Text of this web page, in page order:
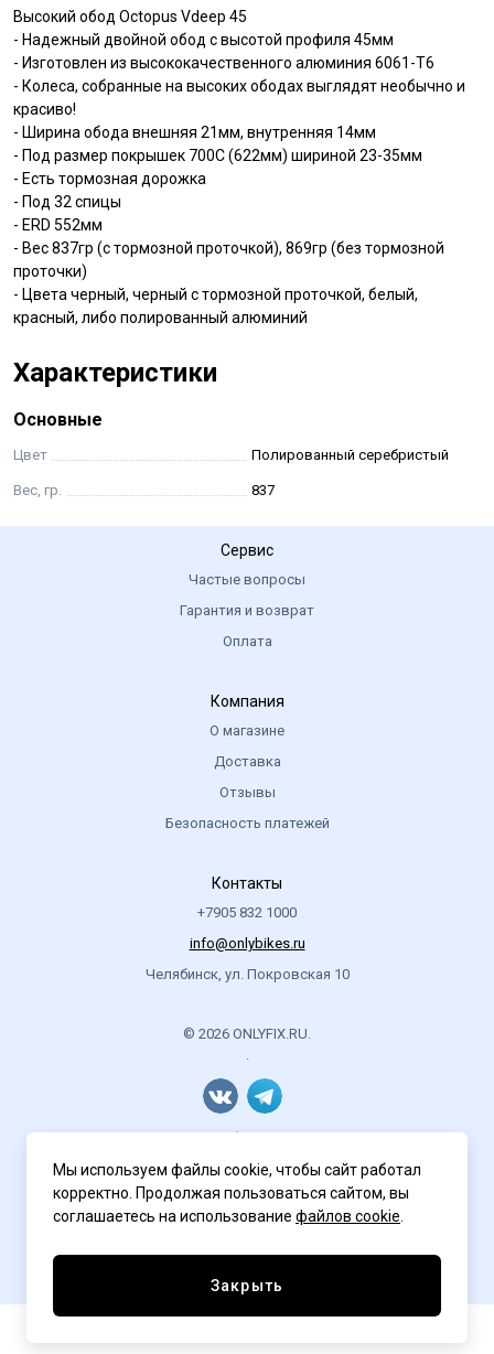
Высокий обод Octopus Vdeep 45
- Надежный двойной обод с высотой профиля 45мм
- Изготовлен из высококачественного алюминия 6061-T6
- Колеса, собранные на высоких ободах выглядят необычно и
красиво!
- Ширина обода внешняя 21мм, внутренняя 14мм
- Под размер покрышек 700С (622мм) шириной 23-35мм
- Есть тормозная дорожка
- Под 32 спицы
- ERD 552мм
- Вес 837гр (с тормозной проточкой), 869гр (без тормозной
проточки)
- Цвета черный, черный с тормозной проточкой, белый,
красный, либо полированный алюминий
Характеристики
Основные
Цвет Полированный серебристый
Вес, гр. 837
Сервис
Частые вопросы
Гарантия и возврат
Оплата
Компания
О магазине
Доставка
Отзывы
Безопасность платежей
Контакты
+7905 832 1000
info@onlybikes.ru
Челябинск, ул. Покровская 10
© 2026 ONLYFIX.RU.
.
Политика конфиденциальности
Мы используем файлы cookie, чтобы сайт работал
корректно. Продолжая пользоваться сайтом, вы
соглашаетесь на использование файлов cookie
Закрыть